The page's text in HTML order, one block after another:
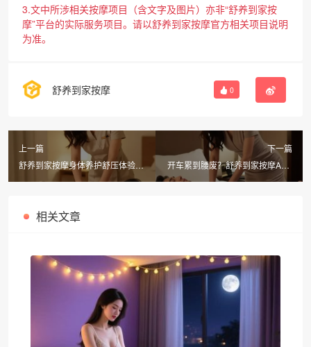
3.文中所涉相关按摩项目（含文字及图片）亦非“舒养到家按
摩”平台的实际服务项目。请以舒养到家按摩官方相关项目说明
为准。
舒养到家按摩 0
上一篇
舒养到家按摩身体养护舒压体验
馆：同城上门推拿仅168，100分
下一篇
开车累到腰废？舒养到家按摩APP
同城上门推拿，30分钟躺平放松！
相关文章